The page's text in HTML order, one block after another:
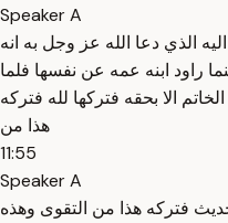
Speaker A
الذي دعا الله عز وجل به انه
راود ابنه عمه عن نفسها فلما
الا بحقه فتركها لله فتركه
هذا من
11:55
Speaker A
فتركه هذا من التقوى وهذه